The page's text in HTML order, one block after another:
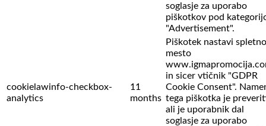
soglasje za uporabo
piškotkov pod
"Advertisement".
cookielawinfo-checkbox-
analytics
11
months
Piškotek nastavi spletno
mesto
in sicer vtičnik "GDPR
Cookie Consent".
tega piškotka je
ali je uporabnik dal
soglasje za uporabo